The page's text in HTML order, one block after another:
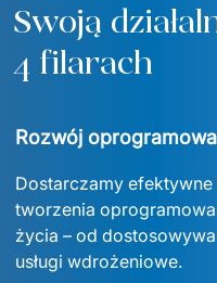
Swoją
4 filarach
Rozwój
Dostarczamy efektywne
tworzenia
życia – od
usługi wdrożeniowe.